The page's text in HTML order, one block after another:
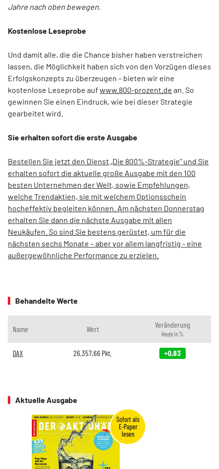
Jahre nach oben bewegen.
Kostenlose Leseprobe
Und damit alle, die die Chance bisher haben verstreichen
lassen, die Möglichkeit haben sich von den Vorzügen dieses
Erfolgskonzepts zu überzeugen – bieten wir eine
kostenlose Leseprobe auf www.800-prozent.de an. So
gewinnen Sie einen Eindruck, wie bei dieser Strategie
gearbeitet wird.
Sie erhalten sofort die erste Ausgabe
Bestellen Sie jetzt den Dienst „Die 800%-Strategie“ und Sie
erhalten sofort die aktuelle große Ausgabe mit den 100
besten Unternehmen der Welt, sowie Empfehlungen,
welche Trendaktien, sie mit welchem Optionsschein
hocheffektiv begleiten können. Am nächsten Donnerstag
erhalten Sie dann die nächste Ausgabe mit allen
Neukäufen. So sind Sie bestens gerüstet, um für die
nächsten sechs Monate – aber vor allem langfristig - eine
außergewöhnliche Performance zu erzielen.
Behandelte Werte
Name Wert Veränderung
Heute in %
DAX 26.357,66 Pkt. +0,83
Aktuelle Ausgabe